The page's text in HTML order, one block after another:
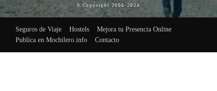
© Copyright 2006-2026
Seguros de Viaje Hostels
Mejora tu Presencia Online
Publica en Mochilero.info
Contacto